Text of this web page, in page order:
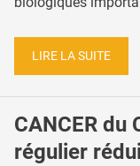
LIRE LA SUITE
CANCER du
régulier